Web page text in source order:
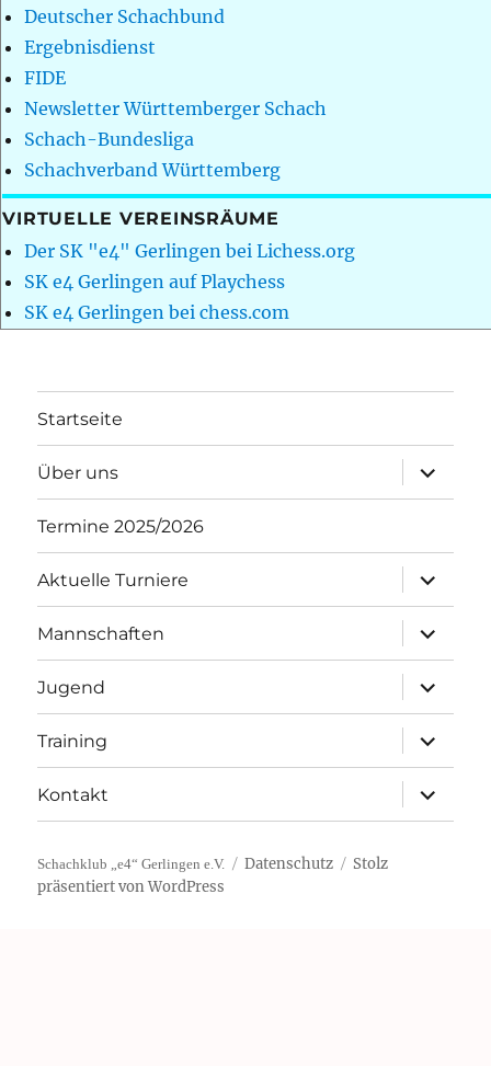
Deutscher Schachbund
Ergebnisdienst
FIDE
Newsletter Württemberger Schach
Schach-Bundesliga
Schachverband Württemberg
VIRTUELLE VEREINSRÄUME
Der SK "e4" Gerlingen bei Lichess.org
SK e4 Gerlingen auf Playchess
SK e4 Gerlingen bei chess.com
Startseite
Über uns
öffnen
Termine 2025/2026
Aktuelle Turniere
öffnen
Mannschaften
öffnen
Jugend
öffnen
Training
öffnen
Kontakt
öffnen
Schachklub „e4“ Gerlingen e.V. Datenschutz
Stolz
präsentiert von WordPress